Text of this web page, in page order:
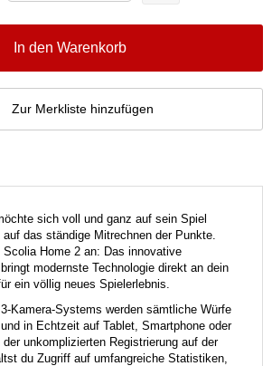
In den Warenkorb
Zur Merkliste hinzufügen
sich voll und ganz auf sein Spiel
das ständige Mitrechnen der Punkte.
Home 2 an: Das innovative
modernste Technologie direkt an dein
ein völlig neues Spielerlebnis.
Kamera-Systems werden sämtliche Würfe
in Echtzeit auf Tablet, Smartphone oder
unkomplizierten Registrierung auf der
du Zugriff auf umfangreiche Statistiken,